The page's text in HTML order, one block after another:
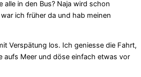
alle in den Bus? Naja wird schon
ich früher da und hab meinen
Verspätung los. Ich geniesse die Fahrt,
aufs Meer und döse einfach etwas vor